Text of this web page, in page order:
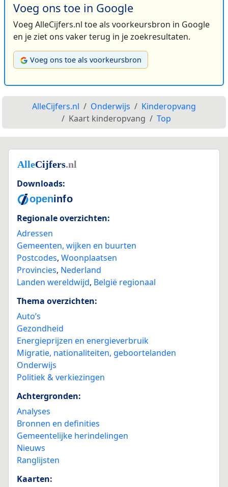
Voeg ons toe in Google
Voeg AlleCijfers.nl toe als voorkeursbron in Google
en je ziet ons vaker terug in je zoekresultaten.
Voeg ons toe als voorkeursbron
AlleCijfers.nl Onderwijs
Kinderopvang
Kaart kinderopvang
Top
Downloads:
Regionale overzichten:
Adressen
Gemeenten, wijken en buurten
Postcodes, Woonplaatsen
Provincies, Nederland
Landen wereldwijd, België regionaal
Thema overzichten:
Auto’s
Gezondheid
Energieprijzen en energieverbruik
Migratie, nationaliteiten, geboortelanden
Onderwijs
Politiek & verkiezingen
Achtergronden:
Analyses
Bronnen en definities
Gemeentelijke herindelingen
Nieuws
Ranglijsten
Kaarten: